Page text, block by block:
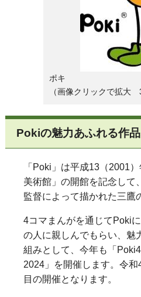
ポキ
（画像クリックで拡大
Pokiの魅力あふれる作
「 Poki 」は平成13（2001
美術館」の開館を記念して
監督によって描かれた三鷹
4コマまんがを通じて Poki
の人に親しんでもらい、魅
組みとして、今年も「 Poki
2024 」を開催します。令
目の開催となります。